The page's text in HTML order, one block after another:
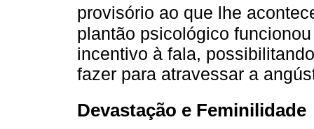
provisório ao que lhe
plantão psicológico
incentivo à fala,
fazer para atravessar a
Devastação e Feminilidade